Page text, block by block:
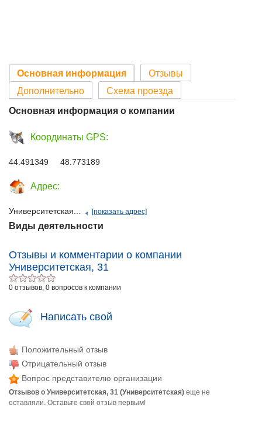
Основная информация
Отзывы
Дополнительно
Схема проезда
Основная информация о компании
Координаты GPS:
44.491349 48.773189
Адрес:
Университетская... [показать адрес]
Виды деятельности
Отзывы и комментарии о компании
Университетская, 31
0 отзывов, 0 вопросов к компании
Написать свой
Положительный отзыв
Отрицательный отзыв
Вопрос представителю организации
Отзывов о Университетская, 31 (Университетская) еще не
оставляли. Оставьте свой отзыв первым!